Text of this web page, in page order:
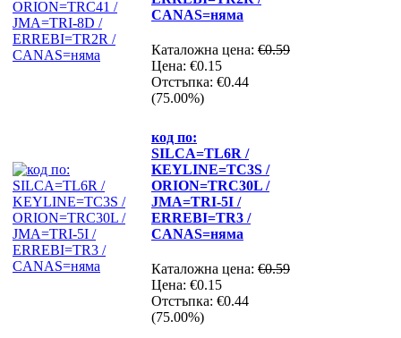
CANAS=няма
Каталожна цена: €0.59
Цена: €0.15
Отстъпка: €0.44
(75.00%)
код по:
SILCA=TL6R /
KEYLINE=TC3S /
ORION=TRC30L /
JMA=TRI-5I /
ERREBI=TR3 /
CANAS=няма
Каталожна цена: €0.59
Цена: €0.15
Отстъпка: €0.44
(75.00%)